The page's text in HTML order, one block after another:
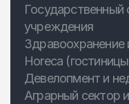
Государственный
учреждения
Здравоохранение
Horeca
Девелопмент и
Аграрный сектор